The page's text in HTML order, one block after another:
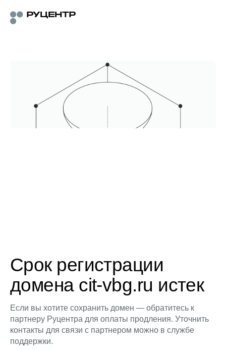
Срок регистрации
домена cit-vbg.ru истек
Если вы хотите сохранить домен — обратитесь к
партнеру Руцентра для оплаты продления. Уточнить
контакты для связи с партнером можно в службе
поддержки.